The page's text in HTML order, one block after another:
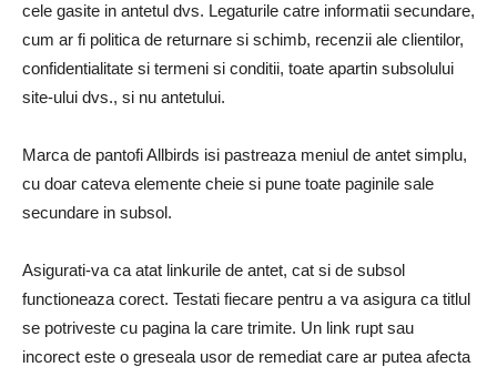
cele gasite in antetul dvs. Legaturile catre informatii secundare,
cum ar fi politica de returnare si schimb, recenzii ale clientilor,
confidentialitate si termeni si conditii, toate apartin subsolului
site-ului dvs., si nu antetului.
Marca de pantofi Allbirds isi pastreaza meniul de antet simplu,
cu doar cateva elemente cheie si pune toate paginile sale
secundare in subsol.
Asigurati-va ca atat linkurile de antet, cat si de subsol
functioneaza corect. Testati fiecare pentru a va asigura ca titlul
se potriveste cu pagina la care trimite. Un link rupt sau
incorect este o greseala usor de remediat care ar putea afecta